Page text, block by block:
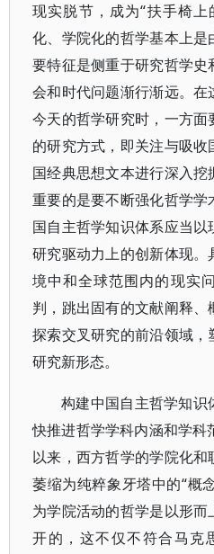
现实脱节，成为“扶手椅
化、学院化的哲学基本上
要特征是侧重于研究哲学
会和时代问题渐行渐远。在
今天的哲学研究时，一方
的研究方式，即关注与吸
国经典思想文本进行深入
重要的是要不断强化哲学学
国自主哲学知识体系应当
研究驱动力上的创新体现
境中和全球范围内的现实
判，跳出固有的文献阐释
探索交叉研究的前沿领域
研究新形态。
构建中国自主哲学知识
快推进哲学学科内涵和学
以来，西方哲学的学院化
萎缩为纯粹象牙塔中的“概
为学院活动的哲学是以形
开的，这不仅不符合马克